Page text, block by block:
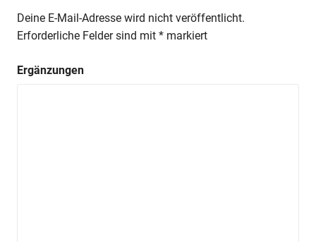
Deine E-Mail-Adresse wird nicht veröffentlicht.
Erforderliche Felder sind mit * markiert
Ergänzungen